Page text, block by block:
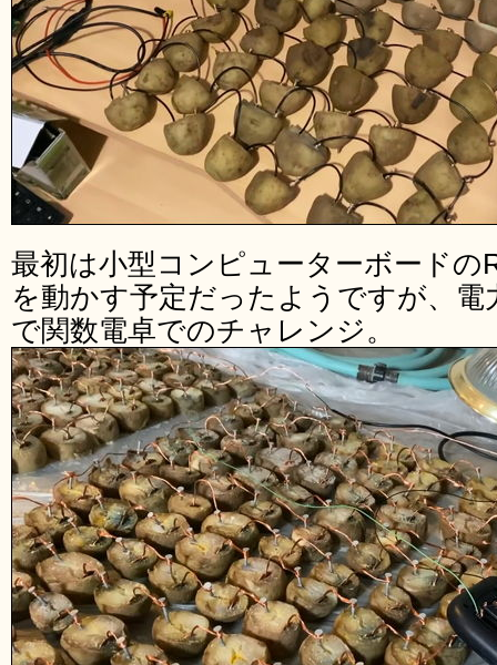
最初は小型コンピューターボードの
を動かす予定だったようですが、
で関数電卓でのチャレンジ。